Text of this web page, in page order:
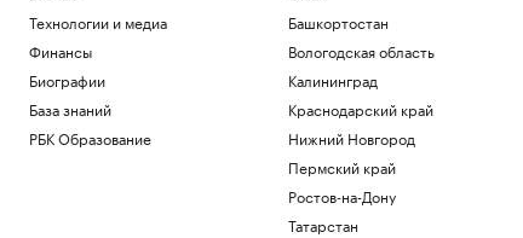
Технологии и медиа
Финансы
Биографии
База знаний
РБК Образование
Башкортостан
Вологодская область
Калининград
Краснодарский край
Нижний Новгород
Пермский край
Ростов-на-Дону
Татарстан